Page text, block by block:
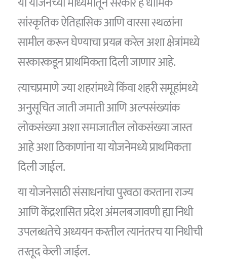
सांस्कृतिक ऐतिहासिक आणि वारसा स्थळांना
सामील करून घेण्याचा प्रयत्न करेल अशा क्षेत्रांमध्ये
सरकारकडून प्राथमिकता दिली जाणार आहे.
त्याचप्रमाणे ज्या शहरांमध्ये किंवा शहरी समूहांमध्ये
अनुसूचित जाती जमाती आणि अल्पसंख्यांक
लोकसंख्या अशा समाजातील लोकसंख्या जास्त
आहे अशा ठिकाणांना या योजनेमध्ये प्राथमिकता
दिली जाईल.
या योजनेसाठी संसाधनांचा पुरवठा करताना राज्य
आणि केंद्रशासित प्रदेश अंमलबजावणी ह्या निधी
उपलब्धतेचे अध्ययन करतील त्यानंतरच या निधीची
तरतूद केली जाईल.